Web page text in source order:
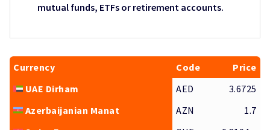
mutual funds, ETFs or retirement accounts.
Currency Code
Price
UAE Dirham
AED
3.6725
Azerbaijanian Manat
AZN
1.7